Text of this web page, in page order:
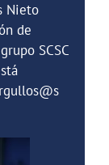
Nieto
de
SCSC